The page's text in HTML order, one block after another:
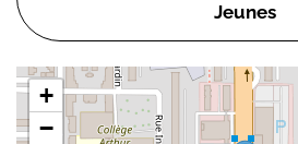
Jeunes
+
−